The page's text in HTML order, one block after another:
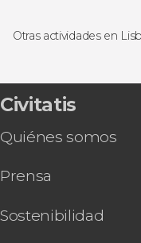
Monumento a
Free tours en
Fado en Lisboa
Gastronomía y
Otras actividades en
Quinta da
Excursión a
Tour en autobús
Lisboa Card
Autobús turístico
Civitatis
Quiénes somos
Prensa
Sostenibilidad